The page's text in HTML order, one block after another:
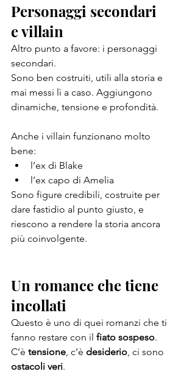
Personaggi secondari
e villain
Altro punto a favore: i personaggi
secondari.
Sono ben costruiti, utili alla storia e
mai messi lì a caso. Aggiungono
dinamiche, tensione e profondità.
Anche i villain funzionano molto
bene:
l’ex di Blake
l’ex capo di Amelia
Sono figure credibili, costruite per
dare fastidio al punto giusto, e
riescono a rendere la storia ancora
più coinvolgente.
Un romance che tiene
incollati
Questo è uno di quei romanzi che ti
fanno restare con il fiato sospeso.
C’è tensione, c’è desiderio, ci sono
ostacoli veri.